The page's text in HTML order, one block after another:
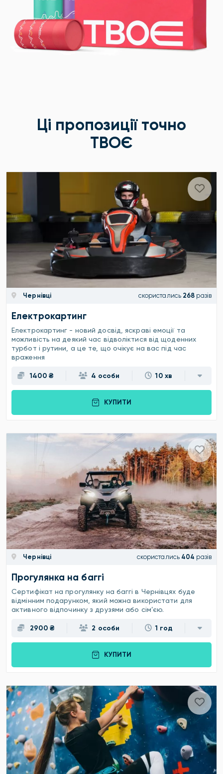
Ці пропозиції точно
ТВОЄ
Чернівці скористались 268 разів
Електрокартинг
Електрокартинг - новий досвід, яскраві емоції та
можливість на деякий час відволіктися від щоденних
турбот і рутини, а це те, що очікує на вас під час
враження
1400 ₴ 4 особи 10 хв
КУПИТИ
Чернівці скористались 404 разів
Прогулянка на баггі
Сертифікат на прогулянку на баггі в Чернівцях буде
відмінним подарунком, який можна використати для
активного відпочинку з друзями або сім’єю.
2900 ₴ 2 особи 1 год
КУПИТИ